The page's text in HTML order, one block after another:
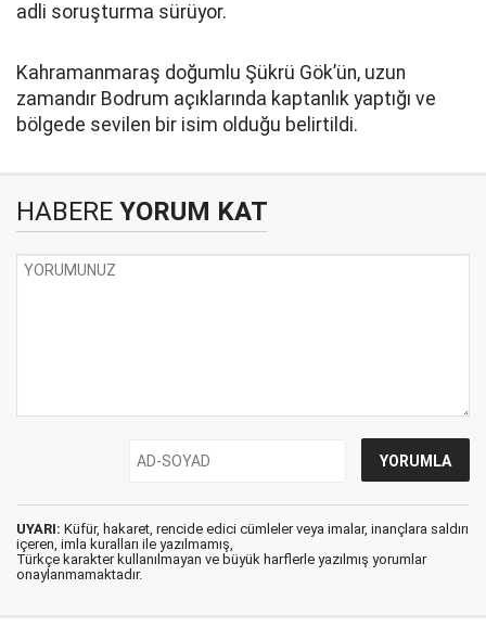
adli soruşturma sürüyor.
Kahramanmaraş doğumlu Şükrü Gök’ün, uzun
zamandır Bodrum açıklarında kaptanlık yaptığı ve
bölgede sevilen bir isim olduğu belirtildi.
HABERE YORUM KAT
UYARI: Küfür, hakaret, rencide edici cümleler veya imalar, inançlara saldırı
içeren, imla kuralları ile yazılmamış,
Türkçe karakter kullanılmayan ve büyük harflerle yazılmış yorumlar
onaylanmamaktadır.